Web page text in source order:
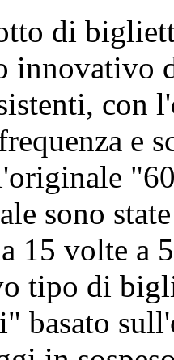
di
e
sono
15 volte a
tipo di
basato